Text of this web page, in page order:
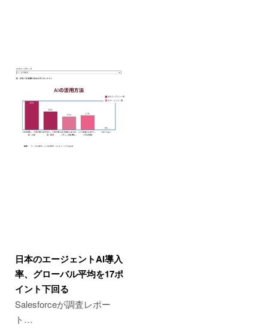
日本のエージェントAI導入
率、グローバル平均を17ポ
イント下回る
Salesforceが調査レポー
ト…